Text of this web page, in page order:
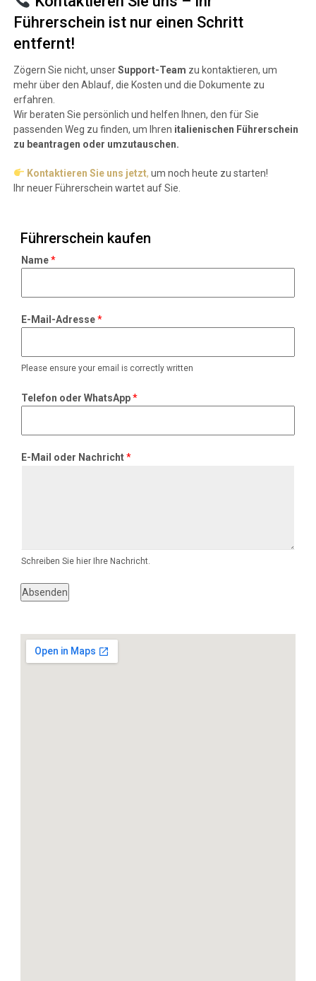
Führerschein ist nur einen Schritt
entfernt!
Zögern Sie nicht, unserSupport-Team zu kontaktieren, um
mehr über den Ablauf, die Kosten und die Dokumente zu
erfahren.
Wir beraten Sie persönlich und helfen Ihnen, den für Sie
passenden Weg zu finden, um Ihren italienischen Führerschein
zu beantragen oder umzutauschen.
Kontaktieren Sie uns jetzt, um noch heute zu starten!
Ihr neuer Führerschein wartet auf Sie.
Führerschein kaufen
-
a
i
l
t
s
p
Name*
E-Mail-Adresse*
Please ensure your email is correctly written
Telefon oder WhatsApp*
E-Mail oder Nachricht*
Schreiben Sie hier Ihre Nachricht.
Absenden